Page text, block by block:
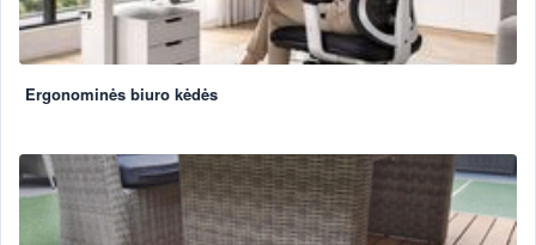
Ergonominės biuro kėdės